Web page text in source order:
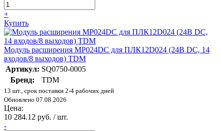
+
Купить
Модуль расширения МР024DC для ПЛК12D024 (24В DC, 14
входов/8 выходов) TDM
Артикул: SQ0750-0005
Бренд:
TDM
13 шт., срок поставки 2-4 рабочих дней
Обновлено 07.08.2026
Цена:
10 284.12 руб. / шт.
-